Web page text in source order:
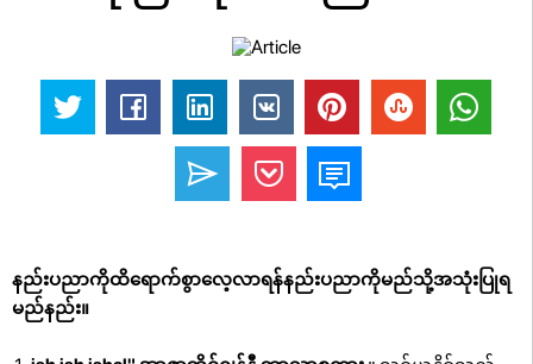
နည်းပညာကိုထိရောက်စွာလေ့လာရန်နည်းပညာကိုမည်သို့အသုံးပြုရ
မည်နည်း။